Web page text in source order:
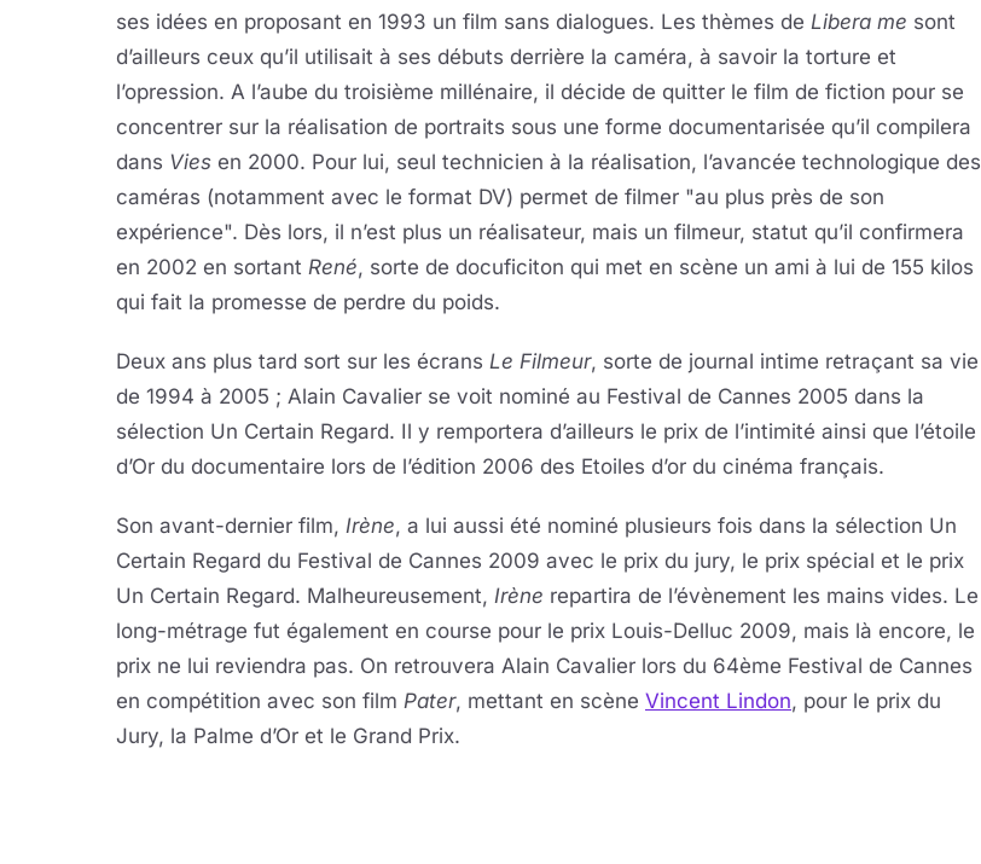
ses idées en proposant en 1993 un film sans dialogues. Les thèmes de Libera me sont
d’ailleurs ceux qu’il utilisait à ses débuts derrière la caméra, à savoir la torture et
l’opression. A l’aube du troisième millénaire, il décide de quitter le film de fiction pour se
concentrer sur la réalisation de portraits sous une forme documentarisée qu’il compilera
dans Vies en 2000. Pour lui, seul technicien à la réalisation, l’avancée technologique des
caméras (notamment avec le format DV) permet de filmer "au plus près de son
expérience". Dès lors, il n’est plus un réalisateur, mais un filmeur, statut qu’il confirmera
en 2002 en sortant René, sorte de docuficiton qui met en scène un ami à lui de 155 kilos
qui fait la promesse de perdre du poids.
Deux ans plus tard sort sur les écrans Le Filmeur, sorte de journal intime retraçant sa vie
de 1994 à 2005 ; Alain Cavalier se voit nominé au Festival de Cannes 2005 dans la
sélection Un Certain Regard. Il y remportera d’ailleurs le prix de l’intimité ainsi que l’étoile
d’Or du documentaire lors de l’édition 2006 des Etoiles d’or du cinéma français.
Son avant-dernier film, Irène, a lui aussi été nominé plusieurs fois dans la sélection Un
Certain Regard du Festival de Cannes 2009 avec le prix du jury, le prix spécial et le prix
Un Certain Regard. Malheureusement, Irène repartira de l’évènement les mains vides. Le
long-métrage fut également en course pour le prix Louis-Delluc 2009, mais là encore, le
prix ne lui reviendra pas. On retrouvera Alain Cavalier lors du 64ème Festival de Cannes
en compétition avec son film Pater, mettant en scène Vincent Lindon, pour le prix du
Jury, la Palme d’Or et le Grand Prix.